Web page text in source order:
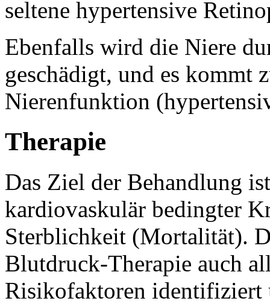
seltene hypertensive
Ebenfalls wird die Niere
geschädigt, und es kommt
Nierenfunktion
Therapie
Das Ziel der Behandlung
kardiovaskulär bedingter
Sterblichkeit (Mortalität).
Blutdruck-Therapie auch
Risikofaktoren identifiziert